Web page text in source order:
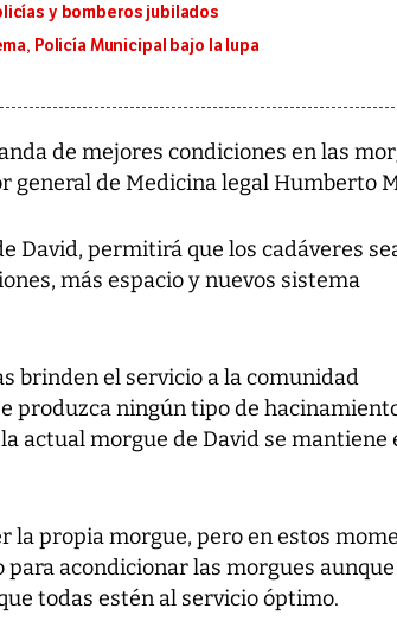
y bomberos jubilados
Policía Municipal bajo la lupa
de mejores condiciones en las
general de Medicina legal Humberto
David, permitirá que los cadáveres
más espacio y nuevos sistema
brinden el servicio a la comunidad
produzca ningún tipo de
actual morgue de David se mantiene
la propia morgue, pero en estos
acondicionar las morgues aunque
todas estén al servicio óptimo.